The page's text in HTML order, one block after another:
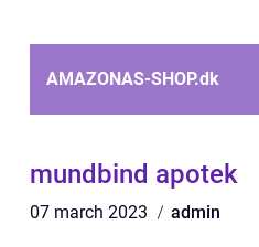
AMAZONAS-SHOP.dk
mundbind apotek
07 march 2023 admin